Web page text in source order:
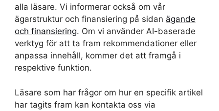
alla läsare. Vi informerar också om vår
ägarstruktur och finansiering på sidan ägande
och finansiering. Om vi använder AI-baserade
verktyg för att ta fram rekommendationer eller
anpassa innehåll, kommer det att framgå i
respektive funktion.
Läsare som har frågor om hur en specifik artikel
har tagits fram kan kontakta oss via